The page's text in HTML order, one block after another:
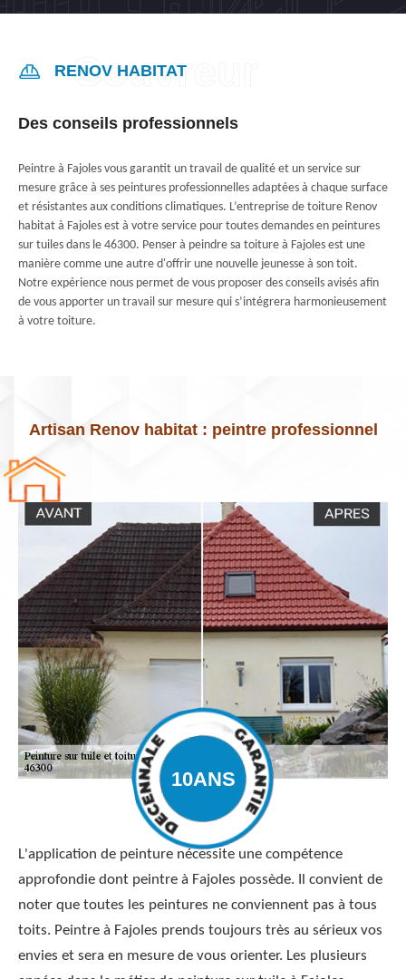
RENOV HABITAT
Des conseils professionnels
Peintre à Fajoles vous garantit un travail de qualité et un service sur
mesure grâce à ses peintures professionnelles adaptées à chaque surface
et résistantes aux conditions climatiques. L’entreprise de toiture Renov
habitat à Fajoles est à votre service pour toutes demandes en peintures
sur tuiles dans le 46300. Penser à peindre sa toiture à Fajoles est une
manière comme une autre d'offrir une nouvelle jeunesse à son toit.
Notre expérience nous permet de vous proposer des conseils avisés afin
de vous apporter un travail sur mesure qui s’intégrera harmonieusement
à votre toiture.
Artisan Renov habitat : peintre professionnel
L'application de peinture nécessite une compétence
approfondie dont peintre à Fajoles possède. Il convient de
noter que toutes les peintures ne conviennent pas à tous
toits. Peintre à Fajoles prends toujours très au sérieux vos
envies et sera en mesure de vous orienter. Les plusieurs